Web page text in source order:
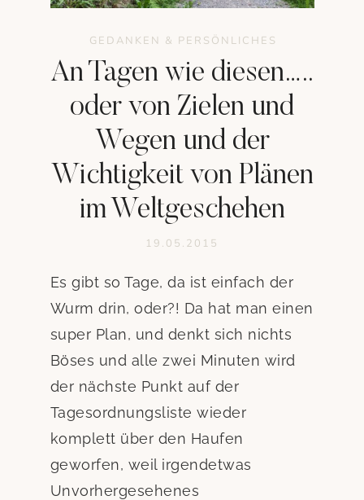
GEDANKEN & PERSÖNLICHES
An Tagen wie diesen…..
oder von Zielen und
Wegen und der
Wichtigkeit von Plänen
im Weltgeschehen
19.05.2015
Es gibt so Tage, da ist einfach der
Wurm drin, oder?! Da hat man einen
super Plan, und denkt sich nichts
Böses und alle zwei Minuten wird
der nächste Punkt auf der
Tagesordnungsliste wieder
komplett über den Haufen
geworfen, weil irgendetwas
Unvorhergesehenes